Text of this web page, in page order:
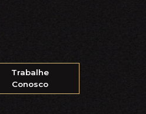
Trabalhe
Conosco